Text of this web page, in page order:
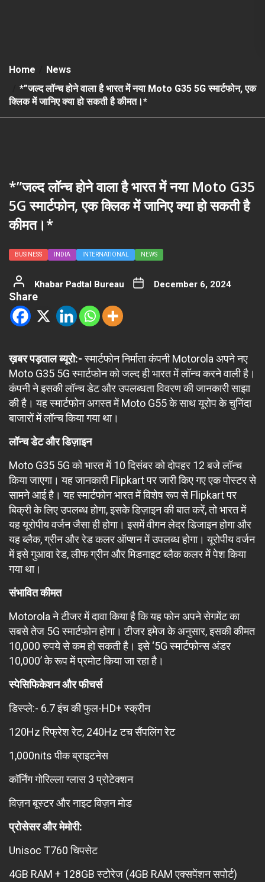
Home
News
*”जल्द लॉन्च होने वाला है भारत में नया Moto G35 5G स्मार्टफोन, एक
क्लिक में जानिए क्या हो सकती है कीमत।*
*”जल्द लॉन्च होने वाला है भारत में नया Moto G35
5G स्मार्टफोन, एक क्लिक में जानिए क्या हो सकती है
कीमत।*
BUSINESS INDIA INTERNATIONAL NEWS
Khabar Padtal Bureau December 6, 2024
Share
ख़बर पड़ताल ब्यूरो:-स्मार्टफोन निर्माता कंपनी Motorola अपने नए
Moto G35 5G स्मार्टफोन को जल्द ही भारत में लॉन्च करने वाली है।
कंपनी ने इसकी लॉन्च डेट और उपलब्धता विवरण की जानकारी साझा
की है। यह स्मार्टफोन अगस्त में Moto G55 के साथ यूरोप के चुनिंदा
बाजारों में लॉन्च किया गया था।
लॉन्च डेट और डिज़ाइन
Moto G35 5G को भारत में 10 दिसंबर को दोपहर 12 बजे लॉन्च
किया जाएगा। यह जानकारी Flipkart पर जारी किए गए एक पोस्टर से
सामने आई है। यह स्मार्टफोन भारत में विशेष रूप से Flipkart पर
बिक्री के लिए उपलब्ध होगा, इसके डिज़ाइन की बात करें, तो भारत में
यह यूरोपीय वर्जन जैसा ही होगा। इसमें वीगन लेदर डिजाइन होगा और
यह ब्लैक, ग्रीन और रेड कलर ऑप्शन में उपलब्ध होगा। यूरोपीय वर्जन
में इसे गुआवा रेड, लीफ ग्रीन और मिडनाइट ब्लैक कलर में पेश किया
गया था।
संभावित कीमत
Motorola ने टीजर में दावा किया है कि यह फोन अपने सेगमेंट का
सबसे तेज 5G स्मार्टफोन होगा। टीजर इमेज के अनुसार, इसकी कीमत
10,000 रुपये से कम हो सकती है। इसे ‘5G स्मार्टफोन्स अंडर
10,000’ के रूप में प्रमोट किया जा रहा है।
स्पेसिफिकेशन और फीचर्स
डिस्प्ले:- 6.7 इंच की फुल-HD+ स्क्रीन
120Hz रिफ्रेश रेट, 240Hz टच सैंपलिंग रेट
1,000nits पीक ब्राइटनेस
कॉर्निंग गोरिल्ला ग्लास 3 प्रोटेक्शन
विज़न बूस्टर और नाइट विज़न मोड
प्रोसेसर और मेमोरी:
Unisoc T760 चिपसेट
4GB RAM + 128GB स्टोरेज (4GB RAM एक्सपेंशन सपोर्ट)